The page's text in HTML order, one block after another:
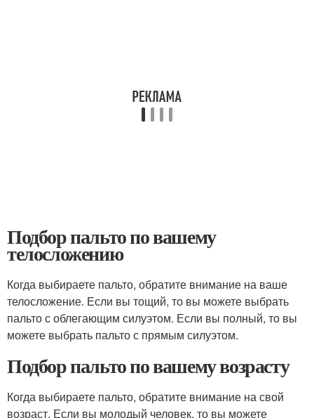
Подбор пальто по вашему
телосложению
Когда выбираете пальто, обратите внимание на ваше
телосложение. Если вы тощий, то вы можете выбрать
пальто с облегающим силуэтом. Если вы полный, то вы
можете выбрать пальто с прямым силуэтом.
Подбор пальто по вашему возрасту
Когда выбираете пальто, обратите внимание на свой
возраст. Если вы молодый человек, то вы можете